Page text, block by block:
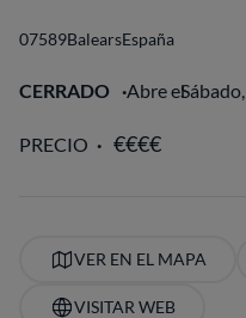
07589BalearsEspaña
CERRADO Abre elSábado,
PRECIO
VER EN EL MAPA
VISITAR WEB